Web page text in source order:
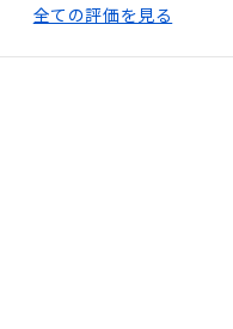
全ての評価を見る